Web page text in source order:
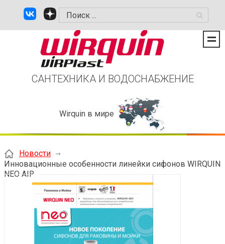
САНТЕХНИКА И ВОДОСНАБЖЕНИЕ
Wirquin в мире
Новости
Инновационные особенности линейки сифонов WIRQUIN
NEO AIR